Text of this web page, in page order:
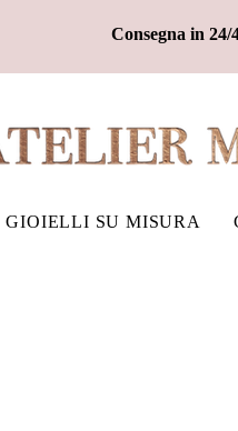
Consegna in
GIOIELLI SU MISURA